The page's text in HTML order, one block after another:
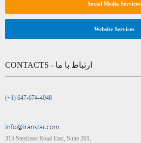
Social Media Services
Website Services
CONTACTS - ارتباط با ما
(+1) 647-674-4048
315 Steelcase Road East, Suite 201,